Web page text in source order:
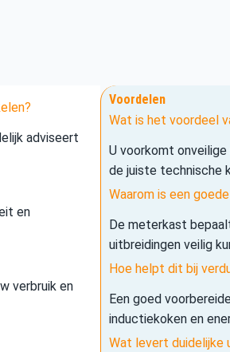
adviseert
en
verbruik en
Voordelen
Wat is het voordeel
U voorkomt
de juiste technische
Waarom is een
De meterkast
uitbreidingen veilig
Hoe helpt dit bij
Een goed
inductiekoken en
Wat levert duidelijke